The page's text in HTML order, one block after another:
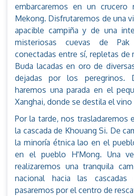
embarcaremos en un
Mekong. Disfrutaremos de una
apacible campiña y de una
misteriosas cuevas de
conectadas entre sí, repletas de
Buda lacadas en oro de
dejadas por los peregrinos.
haremos una parada en el
Xanghai, donde se destila el vino
Por la tarde, nos trasladaremos
la cascada de Khouang Si. De
la minoría étnica lao en el
en el pueblo H'Mong. Una
realizaremos una tranquila
nacional hacia las
pasaremos por el centro de